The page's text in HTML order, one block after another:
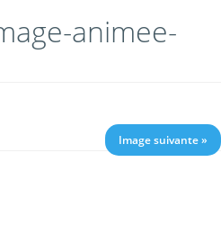
animee-
Image suivante »